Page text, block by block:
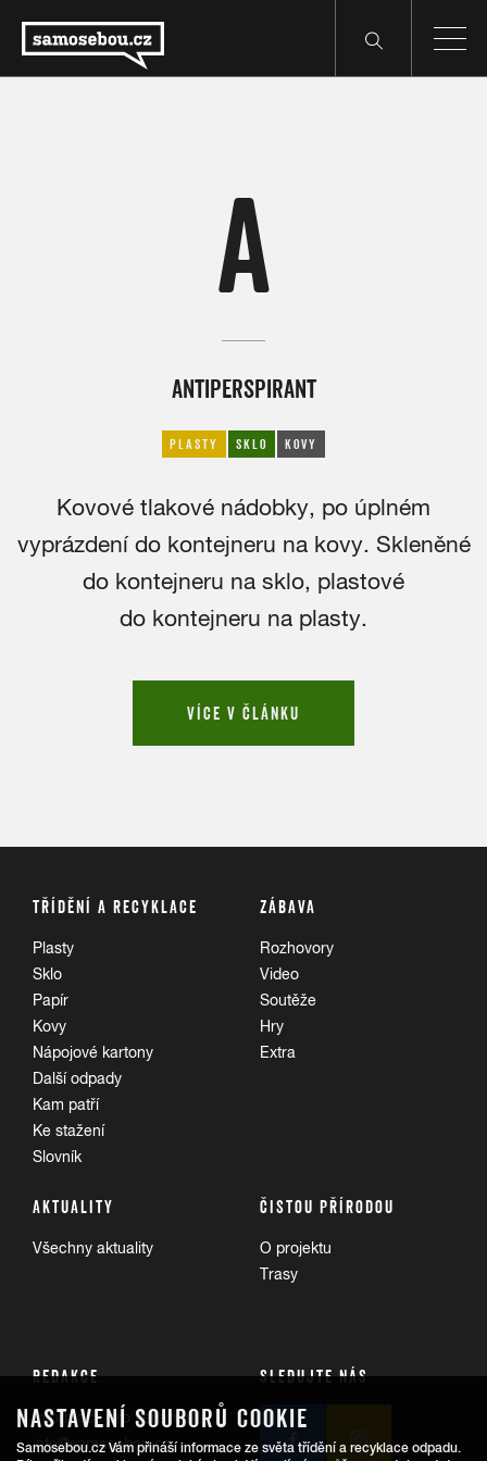
A
ANTIPERSPIRANT
PLASTY SKLO KOVY
Kovové tlakové nádobky, po úplném
vyprázdení do kontejneru na kovy. Skleněné
do kontejneru na sklo, plastové
do kontejneru na plasty.
VÍCE V ČLÁNKU
TŘÍDĚNÍ A RECYKLACE
Plasty
Sklo
Papír
Kovy
Nápojové kartony
Další odpady
Kam patří
Ke stažení
Slovník
ZÁBAVA
Rozhovory
Video
Soutěže
Hry
Extra
AKTUALITY
Všechny aktuality
ČISTOU PŘÍRODOU
O projektu
Trasy
REDAKCE
Informace pro veřejnost:
info@samosebou.cz
SLEDUJTE NÁS
NASTAVENÍ SOUBORŮ COOKIE
Samosebou.cz Vám přináší informace ze světa třídění a recyklace odpadu.